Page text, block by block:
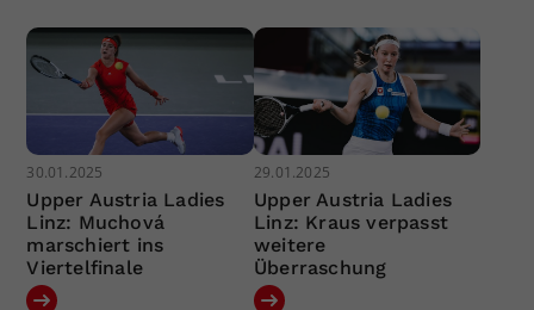
30.01.2025
Upper Austria Ladies
Linz: Muchová
marschiert ins
Viertelfinale
29.01.2025
Upper Austria Ladies
Linz: Kraus verpasst
weitere
Überraschung